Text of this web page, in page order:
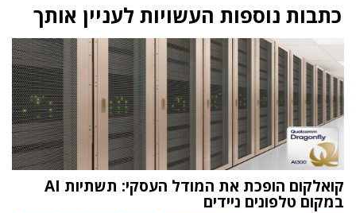
כתבות נוספות העשויות לעניין אותך
קואלקום הופכת את המודל העסקי: תשתיות AI
במקום טלפונים ניידים